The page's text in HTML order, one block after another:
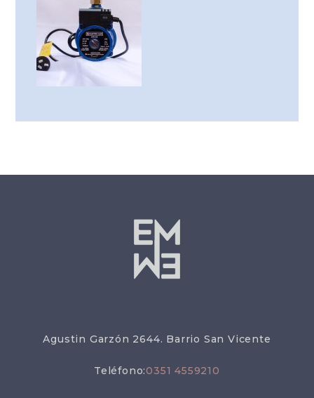
Agustin Garzón 2644. Barrio San Vicente
Teléfono:0351 4559210